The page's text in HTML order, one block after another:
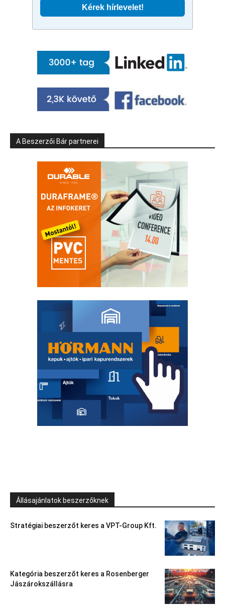
A Beszerzői Bár partnerei
Állásajánlatok beszerzőknek
Stratégiai beszerzőt keres a VPT-Group Kft.
Kategória beszerzőt keres a Rosenberger
Jászárokszállásra